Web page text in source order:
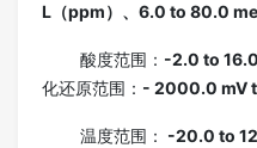
L（ppm）、6.0 to 80.0
酸度范围： -2.0 to
化还原范围： - 2000.0 mV
温度范围： -20.0 to